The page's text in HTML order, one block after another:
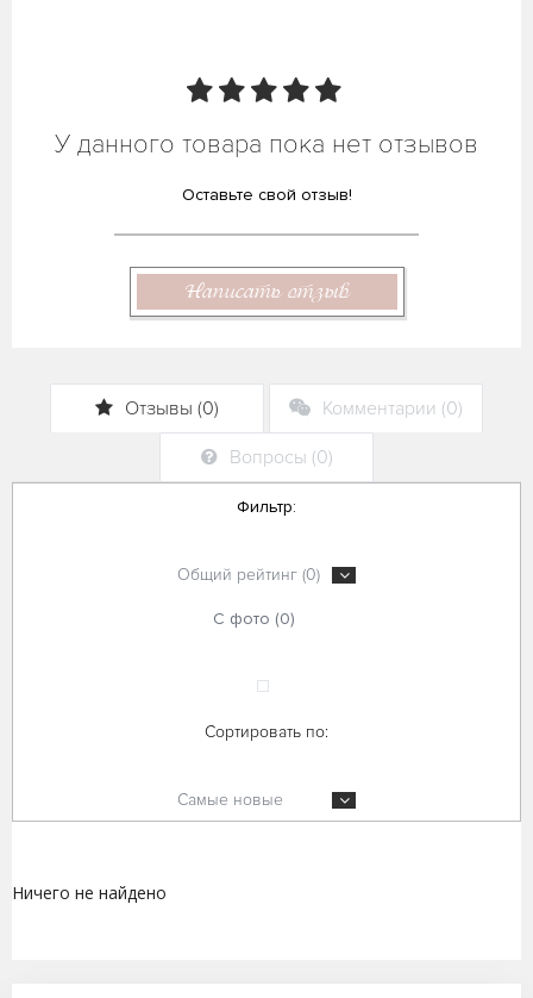
У данного товара пока нет отзывов
Оставьте свой отзыв!
Написать отзыв
Отзывы (0) Комментарии (0)
Вопросы (0)
Фильтр:
Общий рейтинг (0)
С фото (0)
Сортировать по:
Самые новые
Ничего не найдено